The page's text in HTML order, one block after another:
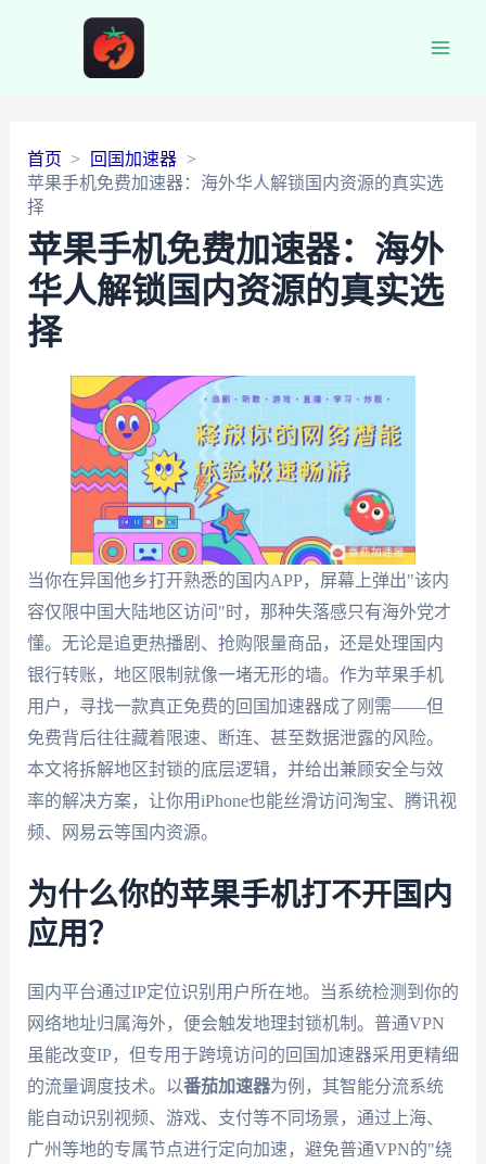
首页
回国加速器
苹果手机免费加速器：海外华人解锁国内资源的真实选
择
苹果手机免费加速器：海外
华人解锁国内资源的真实选
择
当你在异国他乡打开熟悉的国内APP，屏幕上弹出"该内
容仅限中国大陆地区访问"时，那种失落感只有海外党才
懂。无论是追更热播剧、抢购限量商品，还是处理国内
银行转账，地区限制就像一堵无形的墙。作为苹果手机
用户，寻找一款真正免费的回国加速器成了刚需——但
免费背后往往藏着限速、断连、甚至数据泄露的风险。
本文将拆解地区封锁的底层逻辑，并给出兼顾安全与效
率的解决方案，让你用iPhone也能丝滑访问淘宝、腾讯视
频、网易云等国内资源。
为什么你的苹果手机打不开国内
应用？
国内平台通过IP定位识别用户所在地。当系统检测到你的
网络地址归属海外，便会触发地理封锁机制。普通VPN
虽能改变IP，但专用于跨境访问的回国加速器采用更精细
的流量调度技术。以番茄加速器为例，其智能分流系统
能自动识别视频、游戏、支付等不同场景，通过上海、
广州等地的专属节点进行定向加速，避免普通VPN的"绕